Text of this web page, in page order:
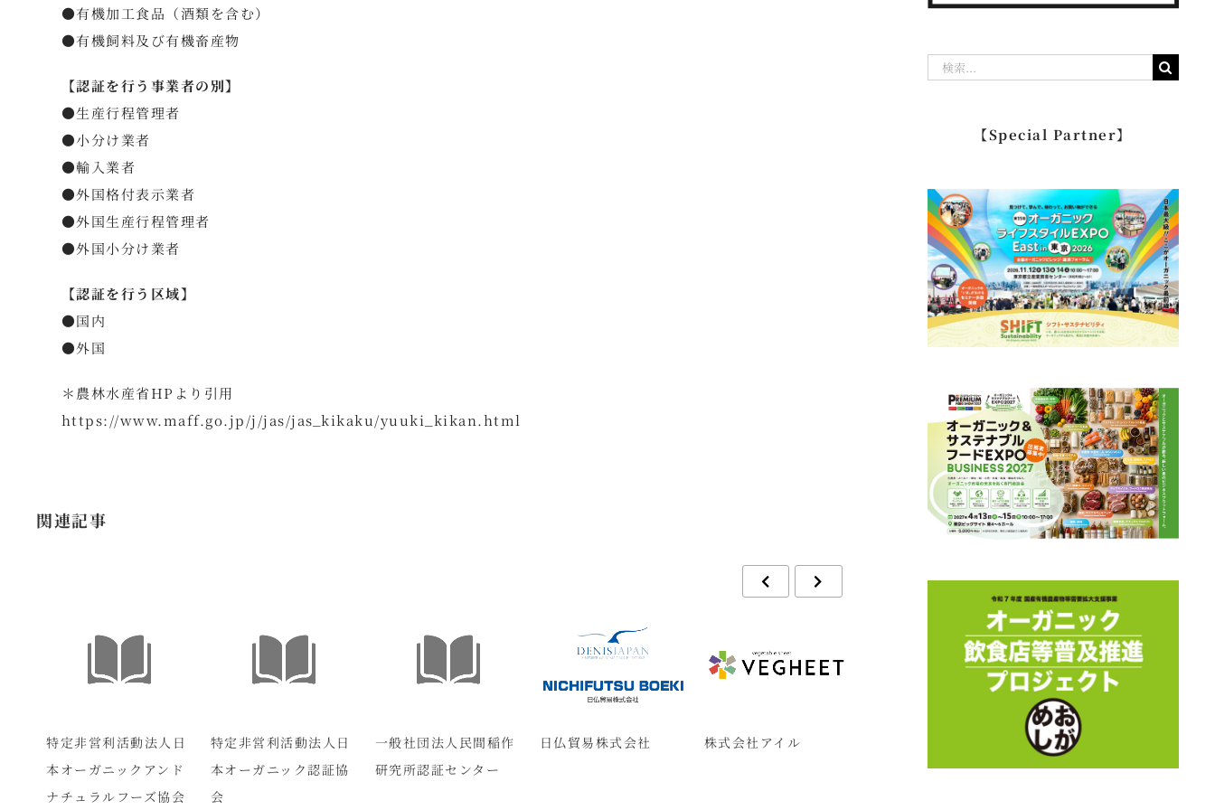
●有機加工食品（酒類を含む）
●有機飼料及び有機畜産物
【認証を行う事業者の別】
●生産行程管理者
●小分け業者
●輸入業者
●外国格付表示業者
●外国生産行程管理者
●外国小分け業者
【認証を行う区域】
●国内
●外国
＊農林水産省HPより引用
https://www.maff.go.jp/j/jas/jas_kikaku/yuuki_kikan.html
関連記事
特定非営利活動法人日
本オーガニックアンド
ナチュラルフーズ協会
特定非営利活動法人日
本オーガニック認証協
会
一般社団法人民間稲作
研究所認証センター
日仏貿易株式会社 株式会社アイル
特定非営利活動法人日
本オーガニックアンド
【Special Partner】